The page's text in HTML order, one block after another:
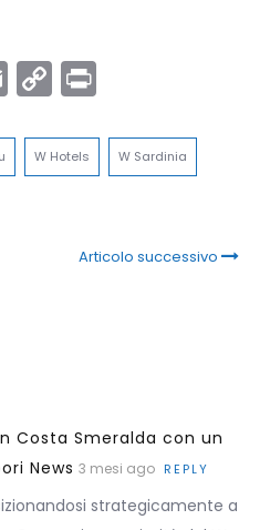
Email
Copy
W Hotels W Sardinia
Articolo successivo
Costa Smeralda con un
News 3 mesi ago REPLY
strategicamente a